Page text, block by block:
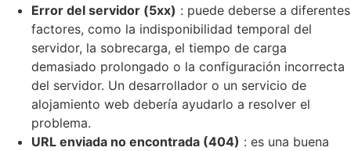
Error del servidor (5xx) : puede deberse a diferentes
factores, como la indisponibilidad temporal del
servidor, la sobrecarga, el tiempo de carga
demasiado prolongado o la configuración incorrecta
del servidor. Un desarrollador o un servicio de
alojamiento web debería ayudarlo a resolver el
problema.
URL enviada no encontrada (404) : es una buena